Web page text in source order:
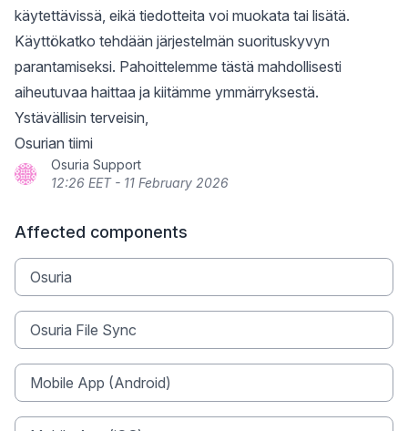
käytettävissä, eikä tiedotteita voi muokata tai lisätä.
Käyttökatko tehdään järjestelmän suorituskyvyn
parantamiseksi. Pahoittelemme tästä mahdollisesti
aiheutuvaa haittaa ja kiitämme ymmärryksestä.
Ystävällisin terveisin,
Osurian tiimi
Osuria Support
12:26 EET - 11 February 2026
Affected components
Osuria
Osuria File Sync
Mobile App (Android)